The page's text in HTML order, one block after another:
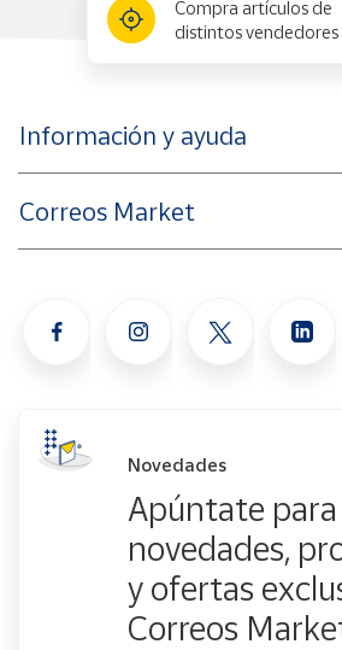
Compra artículos de
distintos vendedores
Información y ayuda
Correos Market
Novedades
Apúntate
novedades,
y ofertas
Correos